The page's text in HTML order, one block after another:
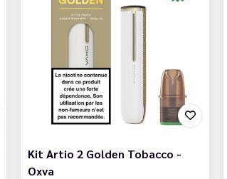
Kit Artio 2 Golden Tobacco -
Oxva